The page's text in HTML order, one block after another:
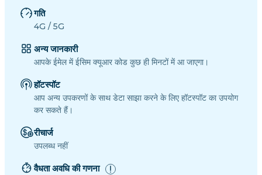
गति
4G / 5G
अन्य जानकारी
आपके ईमेल में ईसिम क्यूआर कोड कुछ ही मिनटों में आ जाएगा।
हॉटस्पॉट
आप अन्य उपकरणों के साथ डेटा साझा करने के लिए हॉटस्पॉट का उपयोग
कर सकते हैं।
रीचार्ज
उपलब्ध नहीं
वैधता अवधि की गणना